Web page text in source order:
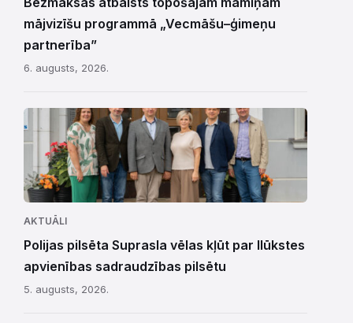
mājvizīšu programmā „Vecmāšu–ģimeņu
partnerība”
6. augusts, 2026.
AKTUĀLI
Polijas pilsēta Suprasla vēlas kļūt par Ilūkstes
apvienības sadraudzības pilsētu
5. augusts, 2026.